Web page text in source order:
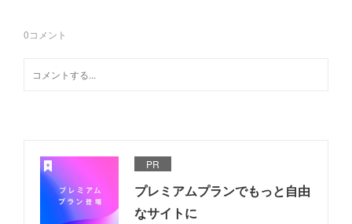
0コメント
PR
プレミアムプランでもっと自由
なサイトに